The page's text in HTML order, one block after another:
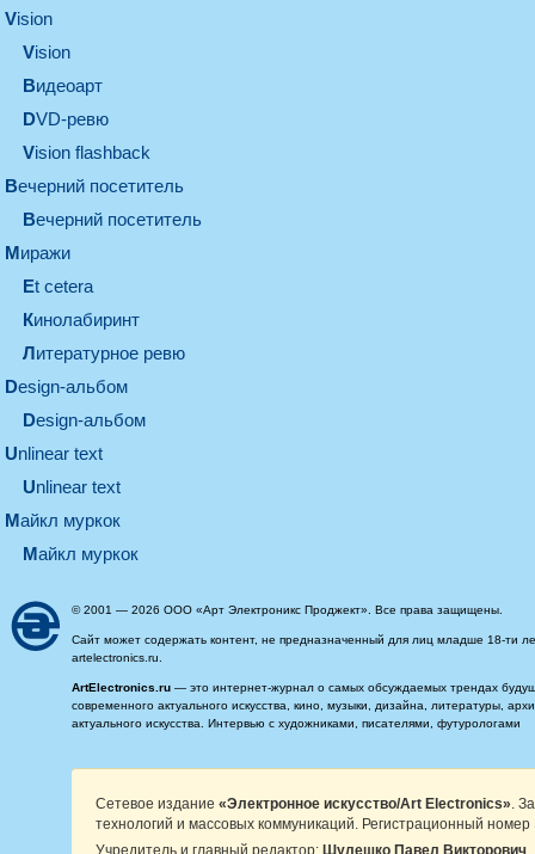
vision
vision
видеоарт
DVD-ревю
Vision flashback
вечерний посетитель
вечерний посетитель
миражи
et cetera
кинолабиринт
литературное ревю
design-альбом
design-альбом
unlinear text
Unlinear text
майкл муркок
майкл муркок
© 2001 — 2026 ООО «Арт Электроникс Проджект». Все права защищены.
Сайт может содержать контент, не предназначенный для лиц младше 18-ти
artelectronics.ru.
ArtElectronics.ru — это интернет-журнал о самых обсуждаемых трендах
современного актуального искусства, кино, музыки, дизайна, литературы,
актуального искусства. Интервью с художниками, писателями, футурологами
Сетевое издание «Электронное искусство/Art Electronics» .
технологий и массовых коммуникаций. Регистрационный
Учредитель и главный редактор: Шулешко Павел Викторович